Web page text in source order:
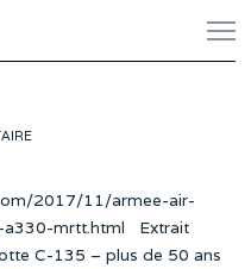
2017/11/armee-air-
a330-mrtt.html Extrait
C-135 – plus de 50 ans